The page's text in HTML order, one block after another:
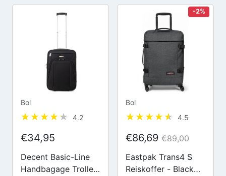
Bol
4.2
€34,95
Decent Basic-Line
Handbagage Trolley
-2%
Bol
4.5
€86,69 €89,00
Eastpak Trans4 S
Reiskoffer - Black